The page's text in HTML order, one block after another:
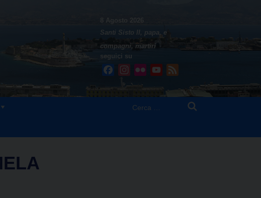
8 Agosto 2026
Santi Sisto II, papa, e
compagni, martiri
seguici su
FacebookInstagram
Flickr YouTube